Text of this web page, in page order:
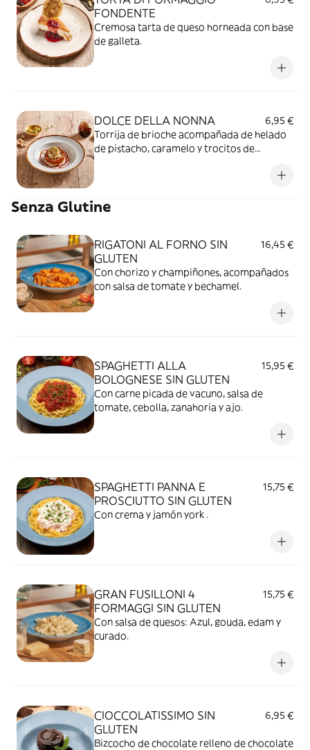
FONDENTE
Cremosa tarta de queso horneada con base
de galleta.
DOLCE DELLA NONNA
6,95 €
Torrija de brioche acompañada de helado
de pistacho, caramelo y trocitos de
Senza Glutine
RIGATONI AL FORNO SIN
GLUTEN
16,45 €
Con chorizo y champiñones, acompañados
con salsa de tomate y bechamel.
SPAGHETTI ALLA
BOLOGNESE SIN GLUTEN
15,95 €
Con carne picada de vacuno, salsa de
tomate, cebolla, zanahoria y ajo.
SPAGHETTI PANNA E
PROSCIUTTO SIN GLUTEN
15,75 €
Con crema y jamón york .
GRAN FUSILLONI 4
FORMAGGI SIN GLUTEN
15,75 €
Con salsa de quesos: Azul, gouda, edam y
curado.
CIOCCOLATISSIMO SIN
GLUTEN
6,95 €
Bizcocho de chocolate relleno de chocolate